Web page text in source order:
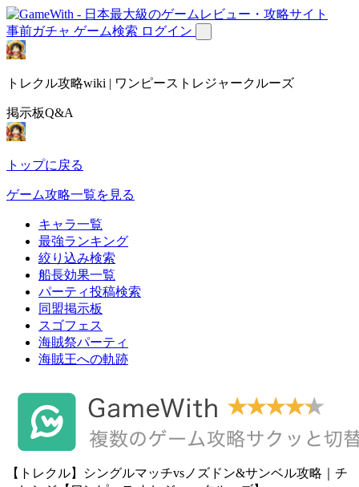
事前ガチャ ゲーム検索 ログイン
トレクル攻略wiki | ワンピーストレジャークルーズ
掲示板Q&A
トップに戻る
ゲーム攻略一覧を見る
キャラ一覧
最強ランキング
絞り込み検索
船長効果一覧
パーティ投稿検索
同盟掲示板
スゴフェス
海賊祭パーティ
海賊王への軌跡
【トレクル】シングルマッチvsノズドン&サンベル攻略｜チ